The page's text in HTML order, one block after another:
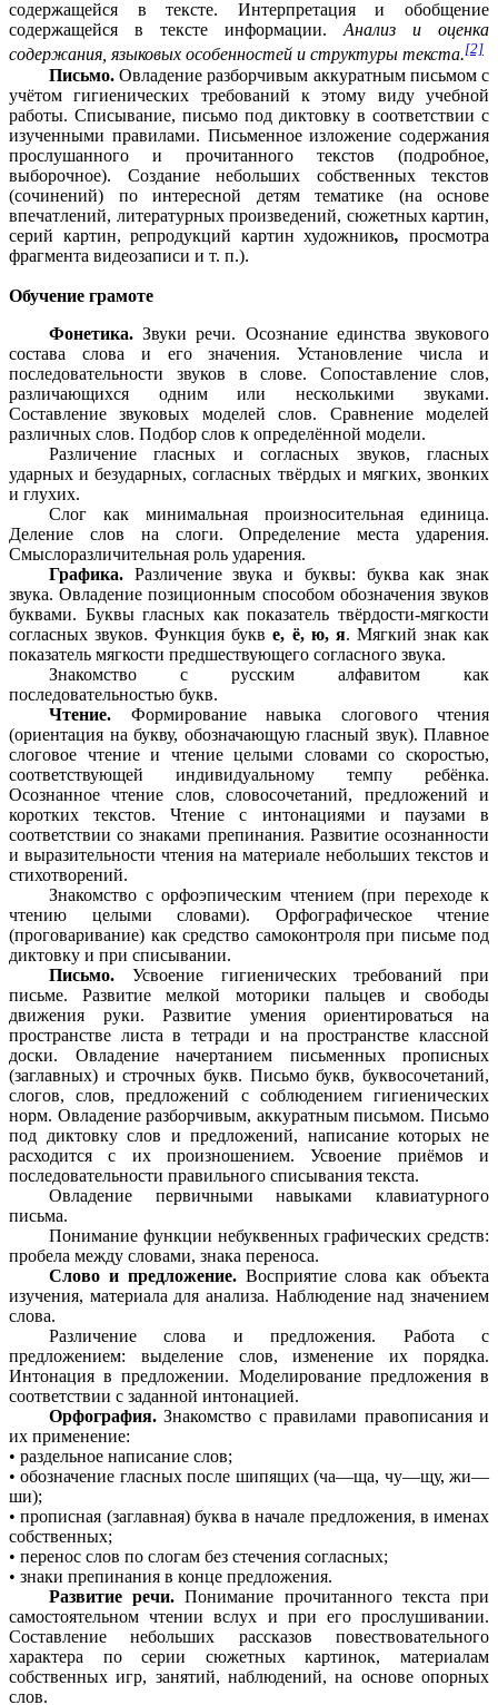
содержащейся в тексте. Интерпретация и обобщение
содержащейся в тексте информации.Анализ и оценка
содержания, языковых особенностей и структуры текста.[2]
Письмо. Овладение разборчивым аккуратным письмом с
учётом гигиенических требований к этому виду учебной
работы. Списывание, письмо под диктовку в соответствии с
изученными правилами. Письменное изложение содержания
прослушанного и прочитанного текстов (подробное,
выборочное). Создание небольших собственных текстов
(сочинений) по интересной детям тематике (на основе
впечатлений, литературных произведений, сюжетных картин,
серий картин, репродукций картин художников, просмотра
фрагмента видеозаписи и т. п.).
Обучение грамоте
Фонетика. Звуки речи. Осознание единства звукового
состава слова и его значения. Установление числа и
последовательности звуков в слове. Сопоставление слов,
различающихся одним или несколькими звуками.
Составление звуковых моделей слов. Сравнение моделей
различных слов. Подбор слов к определённой модели.
Различение гласных и согласных звуков, гласных
ударных и безударных, согласных твёрдых и мягких, звонких
и глухих.
Слог как минимальная произносительная единица.
Деление слов на слоги. Определение места ударения.
Смыслоразличительная роль ударения.
Графика. Различение звука и буквы: буква как знак
звука. Овладение позиционным способом обозначения звуков
буквами. Буквы гласных как показатель твёрдости-мягкости
согласных звуков. Функция букве, ё, ю, я. Мягкий знак как
показатель мягкости предшествующего согласного звука.
Знакомство с русским алфавитом как
последовательностью букв.
Чтение. Формирование навыка слогового чтения
(ориентация на букву, обозначающую гласный звук). Плавное
слоговое чтение и чтение целыми словами со скоростью,
соответствующей индивидуальному темпу ребёнка.
Осознанное чтение слов, словосочетаний, предложений и
коротких текстов. Чтение с интонациями и паузами в
соответствии со знаками препинания. Развитие осознанности
и выразительности чтения на материале небольших текстов и
стихотворений.
Знакомство с орфоэпическим чтением (при переходе к
чтению целыми словами). Орфографическое чтение
(проговаривание) как средство самоконтроля при письме под
диктовку и при списывании.
Письмо. Усвоение гигиенических требований при
письме. Развитие мелкой моторики пальцев и свободы
движения руки. Развитие умения ориентироваться на
пространстве листа в тетради и на пространстве классной
доски. Овладение начертанием письменных прописных
(заглавных) и строчных букв. Письмо букв, буквосочетаний,
слогов, слов, предложений с соблюдением гигиенических
норм. Овладение разборчивым, аккуратным письмом. Письмо
под диктовку слов и предложений, написание которых не
расходится с их произношением. Усвоение приёмов и
последовательности правильного списывания текста.
Овладение первичными навыками клавиатурного
письма.
Понимание функции небуквенных графических средств:
пробела между словами, знака переноса.
Слово и предложение.Восприятие слова как объекта
изучения, материала для анализа. Наблюдение над значением
слова.
Различение слова и предложения. Работа с
предложением: выделение слов, изменение их порядка.
Интонация в предложении. Моделирование предложения в
соответствии с заданной интонацией.
Орфография. Знакомство с правилами правописания и
их применение:
• раздельное написание слов;
• обозначение гласных после шипящих (ча—ща, чу—щу, жи—
ши);
• прописная (заглавная) буква в начале предложения, в именах
собственных;
• перенос слов по слогам без стечения согласных;
• знаки препинания в конце предложения.
Развитие речи. Понимание прочитанного текста при
самостоятельном чтении вслух и при его прослушивании.
Составление небольших рассказов повествовательного
характера по серии сюжетных картинок, материалам
собственных игр, занятий, наблюдений, на основе опорных
слов.